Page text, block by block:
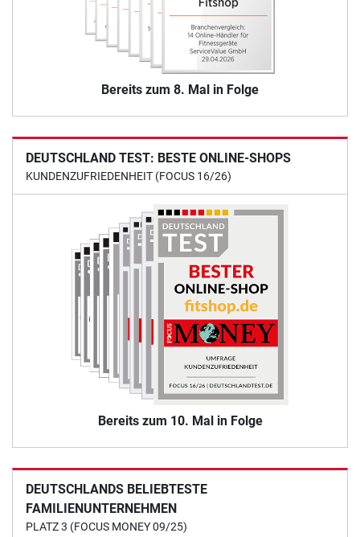
Bereits zum 8. Mal in Folge
DEUTSCHLAND TEST: BESTE ONLINE-SHOPS
KUNDENZUFRIEDENHEIT (FOCUS 16/26)
Bereits zum 10. Mal in Folge
DEUTSCHLANDS BELIEBTESTE
FAMILIENUNTERNEHMEN
PLATZ 3 (FOCUS MONEY 09/25)